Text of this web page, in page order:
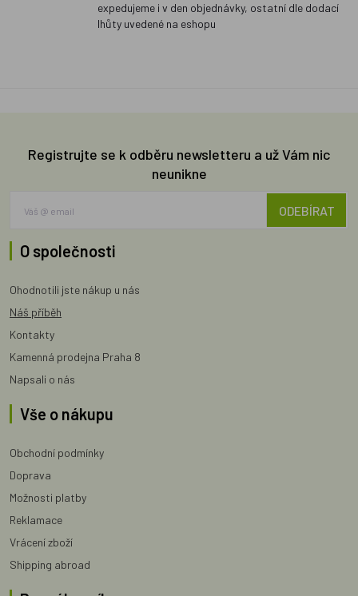
expedujeme i v den objednávky, ostatní dle dodací
lhůty uvedené na eshopu
Registrujte se k odběru newsletteru a už Vám nic
neunikne
ODEBÍRAT
O společnosti
Ohodnotili jste nákup u nás
Náš příběh
Kontakty
Kamenná prodejna Praha 8
Napsali o nás
Vše o nákupu
Obchodní podmínky
Doprava
Možnosti platby
Reklamace
Vrácení zboží
Shipping abroad